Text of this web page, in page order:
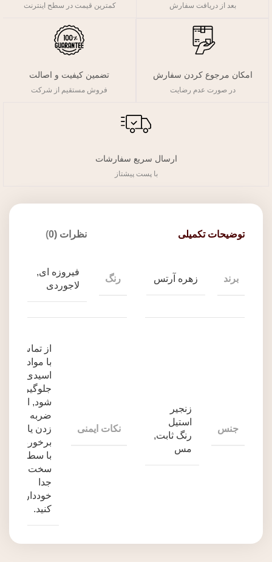
بعد از دریافت سفارش کمترین قیمت در سطح اینترنت
امکان مرجوع کردن سفارش
در صورت عدم رضایت
تضمین کیفیت و اصالت
فروش مستقیم از شرکت
ارسال سریع سفارشات
با پست پیشتاز
توضیحات تکمیلی نظرات (0)
برند زهره آرتس رنگ
فیروزه ای,
لاجوردی
جنس
زنجیر
استیل
رنگ ثابت,
مس
نکات ایمنی
از تماس
با مواد
اسیدی
جلوگیری
شود, از
ضربه
زدن یا
برخورد
با سطوح
سخت
جدا
خودداری
کنید.